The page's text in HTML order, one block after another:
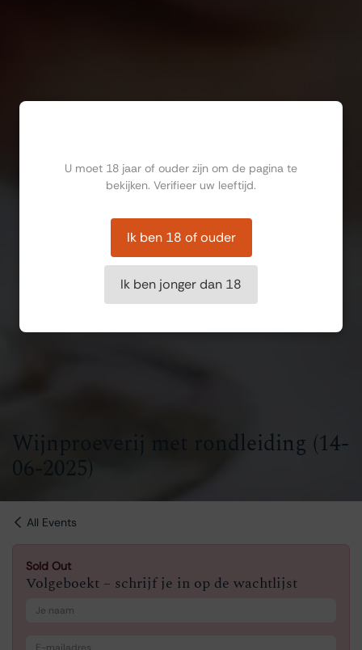
Wijnproeverij met rondleiding (14-
06-2025)
All Events
Sold Out
Volgeboekt – schrijf je in op de wachtlijst
U moet 18 jaar of ouder zijn om de pagina te
bekijken. Verifieer uw leeftijd.
Ik ben 18 of ouder
Ik ben jonger dan 18